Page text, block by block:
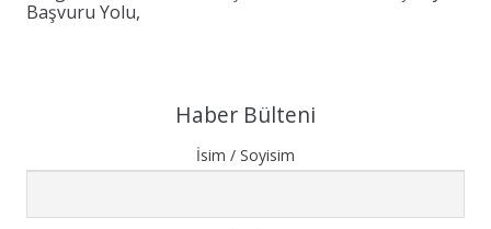
Başvuru Yolu,
Haber Bülteni
İsim / Soyisim